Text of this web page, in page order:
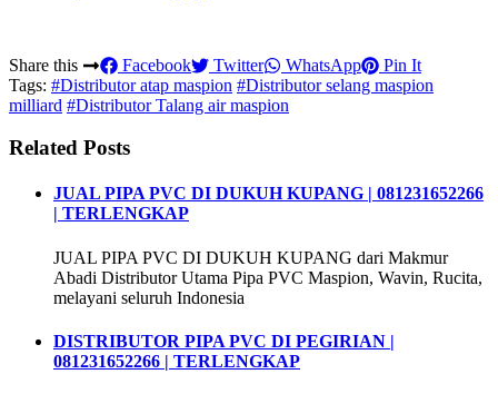
Share this Facebook Twitter WhatsApp
Pin It
Tags: #Distributor atap maspion #Distributor selang maspion
milliard #Distributor Talang air maspion
Related Posts
JUAL PIPA PVC DI DUKUH KUPANG | 081231652266
| TERLENGKAP
JUAL PIPA PVC DI DUKUH KUPANG dari Makmur
Abadi Distributor Utama Pipa PVC Maspion, Wavin, Rucita,
melayani seluruh Indonesia
DISTRIBUTOR PIPA PVC DI PEGIRIAN |
081231652266 | TERLENGKAP